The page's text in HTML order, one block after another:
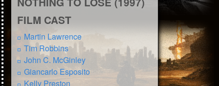
FILM CAST
Martin Lawrence
Tim Robbins
John C. McGinley
Giancarlo Esposito
Kelly Preston